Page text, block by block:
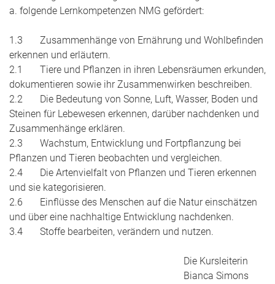
a. folgende Lernkompetenzen NMG gefördert:
1.3 Zusammenhänge von Ernährung und Wohlbefinden
erkennen und erläutern.
2.1 Tiere und Pflanzen in ihren Lebensräumen erkunden,
dokumentieren sowie ihr Zusammenwirken beschreiben.
2.2 Die Bedeutung von Sonne, Luft, Wasser, Boden und
Steinen für Lebewesen erkennen, darüber nachdenken und
Zusammenhänge erklären.
2.3 Wachstum, Entwicklung und Fortpflanzung bei
Pflanzen und Tieren beobachten und vergleichen.
2.4 Die Artenvielfalt von Pflanzen und Tieren erkennen
und sie kategorisieren.
2.6 Einflüsse des Menschen auf die Natur einschätzen
und über eine nachhaltige Entwicklung nachdenken.
3.4 Stoffe bearbeiten, verändern und nutzen.
Die Kursleiterin
Bianca Simons